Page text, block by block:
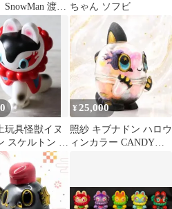
渡辺
っぴー
ちゃん ソフビ
玩具怪獣イヌ
スケルトン イ
イン入り ソ
2
¥25,000
照紗 キブナドン ハロウ
ィンカラー CANDYカ